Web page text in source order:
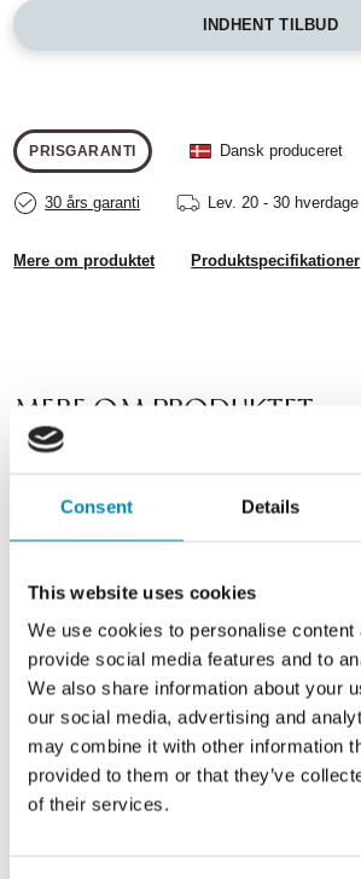
Consent Details
This website uses cookies
We use cookies to personalise content
provide social media features and to
We also share information about your
our social media, advertising and
may combine it with other information
provided to them or that they’ve
of their services.
INDHENT TILBUD
PRISGARANTI Dansk produceret
30 års garanti Lev.20 - 30 hverdage
Mere om produktet Produktspecifikationer
MERE OM PRODUKTET
sammen med din seng. Sengebordet er udført i
massiv, olierede og fingertappede træ skuffe med
ved sengen.
Dette sengebord fremstilles i mørkolieret egetræ.
Korpus leveres samlet.